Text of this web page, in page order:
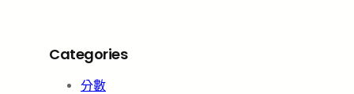
Categories
分數